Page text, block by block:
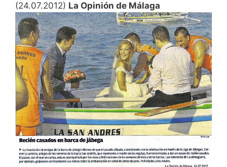
(24.07.2012) La Opinión de Málaga